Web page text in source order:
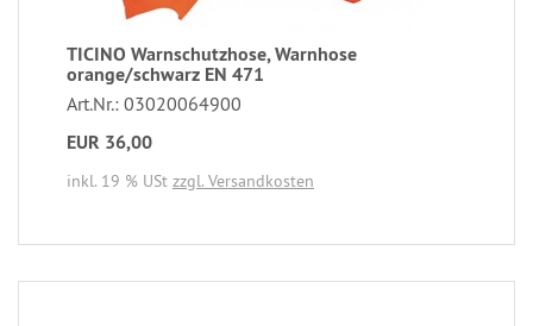
TICINO Warnschutzhose, Warnhose
orange/schwarz EN 471
Art.Nr.: 03020064900
EUR 36,00
inkl. 19 % USt zzgl. Versandkosten